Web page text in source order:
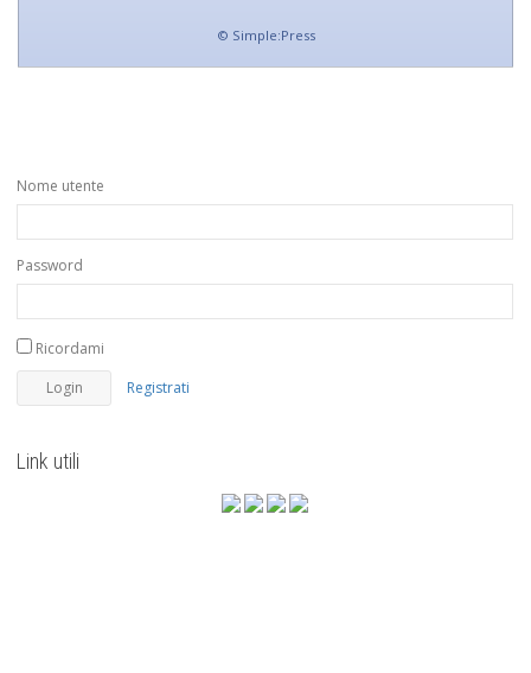
© Simple:Press
Nome utente
Password
Ricordami
Registrati
Link utili